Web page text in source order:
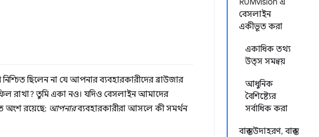
RUMvision এ
বেসলাইন
একীভূত করা
একাধিক তথ্য
উত্স সমন্বয়
আধুনিক
বৈশিষ্ট্যের
সর্বাধিক করা
বাস্তব উদাহরণ, বাস্তব
ছিলেন না যে আপনার ব্যবহারকারীদের ব্রাউজার
রাখা? তুমি একা নও। যদিও বেসলাইন আমাদের
অংশ রয়েছে: আপনারব্যবহারকারীরা আসলে কী সমর্থন